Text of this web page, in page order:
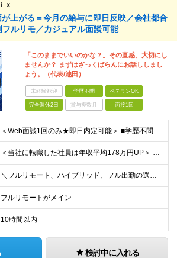
ｘ
が上がる＝今月の給与に即日反映／会社都合
ルリモ／カジュアル面談可能
「このままでいいのかな？」その直感、大切にし
ませんか？ まずはざっくばらんにお話ししまし
ょう。（代表/池田）
未経験歓迎 学歴不問 ベテランOK
完全週休2日 賞与複数月 面接1回
＜Web面談1回のみ★即日内定可能＞ ■学歴不問 ■エンジニアとしての実務経験1年以上 （開発・インフラ・技術・工程など不問）
＜当社に転職した社員は年収平均178万円UP＞ 月給45万円～120万円＋賞与＋各手当 ※経験・能力などを考慮の上、決定します ※案件の契約内容（月単金など）や昇給、賞与額はすべてシステム上で開示し
＼フルリモート、ハイブリッド、フル出勤の選択可＆帰社日なし／ 【下記エリアを中心とするクライアント先または自宅にて勤務】 ■首都圏：東京・埼玉・千葉・神奈川 ■関西：大阪・兵庫・京都・滋賀・奈良・和
フルリモートがメイン
10時間以内
検討中に入れる